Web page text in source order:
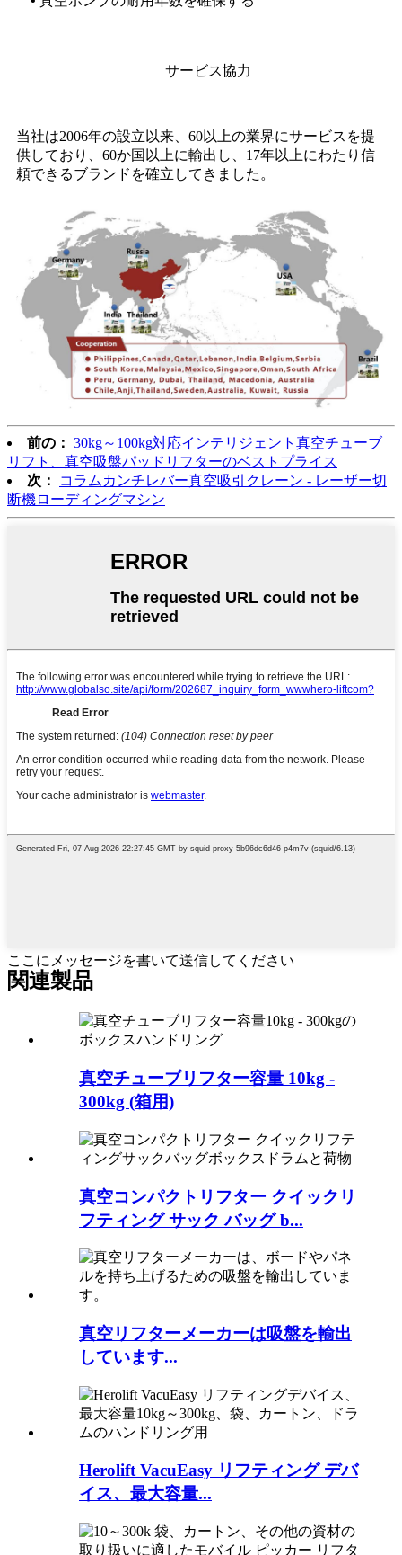
サービス協力
当社は2006年の設立以来、60以上の業界にサービスを提
供しており、60か国以上に輸出し、17年以上にわたり信
頼できるブランドを確立してきました。
前の： 30kg～100kg対応インテリジェント真空チューブ
リフト、真空吸盤パッドリフターのベストプライス
次：
コラムカンチレバー真空吸引クレーン - レーザー切
断機ローディングマシン
ここにメッセージを書いて送信してください
関連製品
真空チューブリフター容量 10kg -
300kg (箱用)
真空コンパクトリフター クイックリ
フティング サック バッグ b...
真空リフターメーカーは吸盤を輸出
しています...
Herolift VacuEasy リフティング デバ
イス、最大容量...